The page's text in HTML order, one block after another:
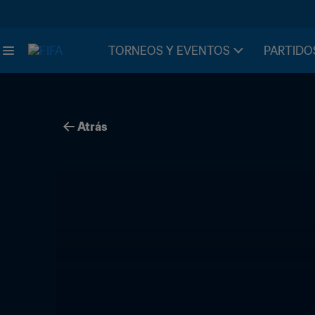
TORNEOS Y EVENTOS
Atrás